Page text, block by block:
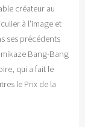
créateur au
à l'image et
ses précédents
Bang-Bang
qui a fait le
le Prix de la